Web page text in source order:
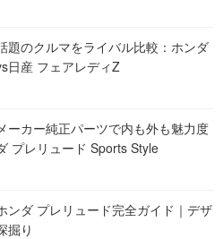
題のクルマをライバル比較：ホンダ
日産 フェアレディZ
ーカー純正パーツで内も外も魅力度
プレリュード Sports Style
ンダ プレリュード完全ガイド｜デザ
掘り